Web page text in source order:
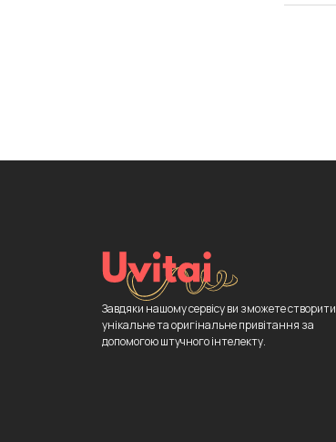
Завдяки нашому сервісу ви зможете створити
унікальне та оригінальне привітання за
допомогою штучного інтелекту.